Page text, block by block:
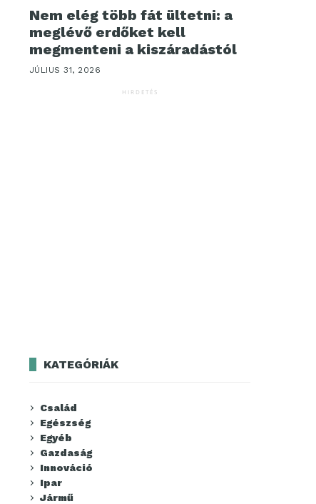
Nem elég több fát ültetni: a
meglévő erdőket kell
megmenteni a kiszáradástól
JÚLIUS 31, 2026
HIRDETÉS
KATEGÓRIÁK
Család
Egészség
Egyéb
Gazdaság
Innováció
Ipar
Jármű